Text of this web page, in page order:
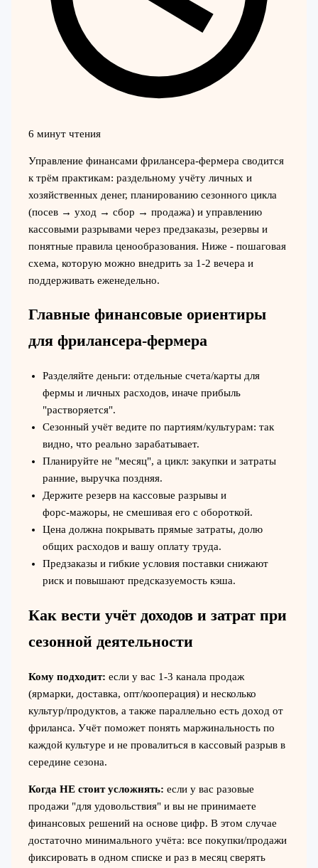
6 минут чтения
Управление финансами фрилансера-фермера сводится
к трём практикам: раздельному учёту личных и
хозяйственных денег, планированию сезонного цикла
(посев → уход → сбор → продажа) и управлению
кассовыми разрывами через предзаказы, резервы и
понятные правила ценообразования. Ниже - пошаговая
схема, которую можно внедрить за 1-2 вечера и
поддерживать еженедельно.
Главные финансовые ориентиры
для фрилансера‑фермера
Разделяйте деньги: отдельные счета/карты для
фермы и личных расходов, иначе прибыль
"растворяется".
Сезонный учёт ведите по партиям/культурам: так
видно, что реально зарабатывает.
Планируйте не "месяц", а цикл: закупки и затраты
ранние, выручка поздняя.
Держите резерв на кассовые разрывы и
форс‑мажоры, не смешивая его с обороткой.
Цена должна покрывать прямые затраты, долю
общих расходов и вашу оплату труда.
Предзаказы и гибкие условия поставки снижают
риск и повышают предсказуемость кэша.
Как вести учёт доходов и затрат при
сезонной деятельности
Кому подходит: если у вас 1-3 канала продаж
(ярмарки, доставка, опт/кооперация) и несколько
культур/продуктов, а также параллельно есть доход от
фриланса. Учёт поможет понять маржинальность по
каждой культуре и не провалиться в кассовый разрыв в
середине сезона.
Когда НЕ стоит усложнять: если у вас разовые
продажи "для удовольствия" и вы не принимаете
финансовых решений на основе цифр. В этом случае
достаточно минимального учёта: все покупки/продажи
фиксировать в одном списке и раз в месяц сверять